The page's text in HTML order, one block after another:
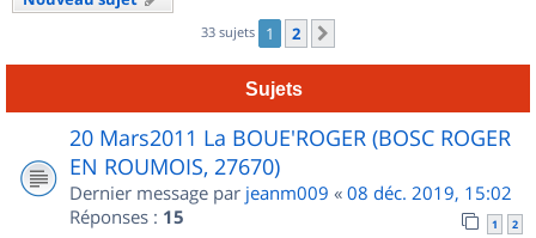
33 sujets 1 2
Sujets
20 Mars2011 La BOUE'ROGER (BOSC ROGER
EN ROUMOIS, 27670)
Dernier message par jeanm009 « 08 déc. 2019, 15:02
Réponses : 15 1 2